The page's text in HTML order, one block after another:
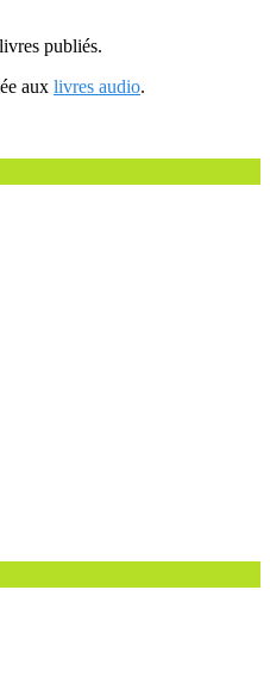
publiés.
aux livres audio.